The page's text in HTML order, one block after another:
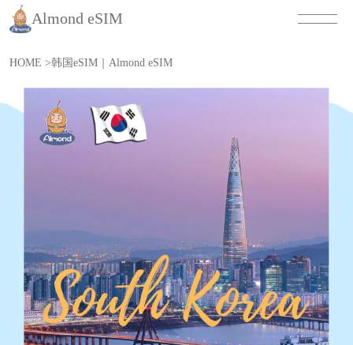
Almond eSIM
HOME >韩国eSIM｜Almond eSIM